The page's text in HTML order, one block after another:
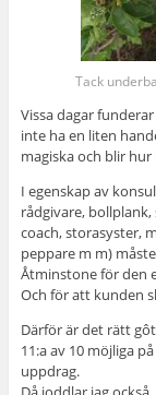
Tack
Vissa dagar
inte ha en liten
magiska och blir
I egenskap av
rådgivare,
coach, storasyster,
peppare m m)
Åtminstone för den
Och för att kunden
Därför är det rätt
11:a av 10 möjliga
uppdrag.